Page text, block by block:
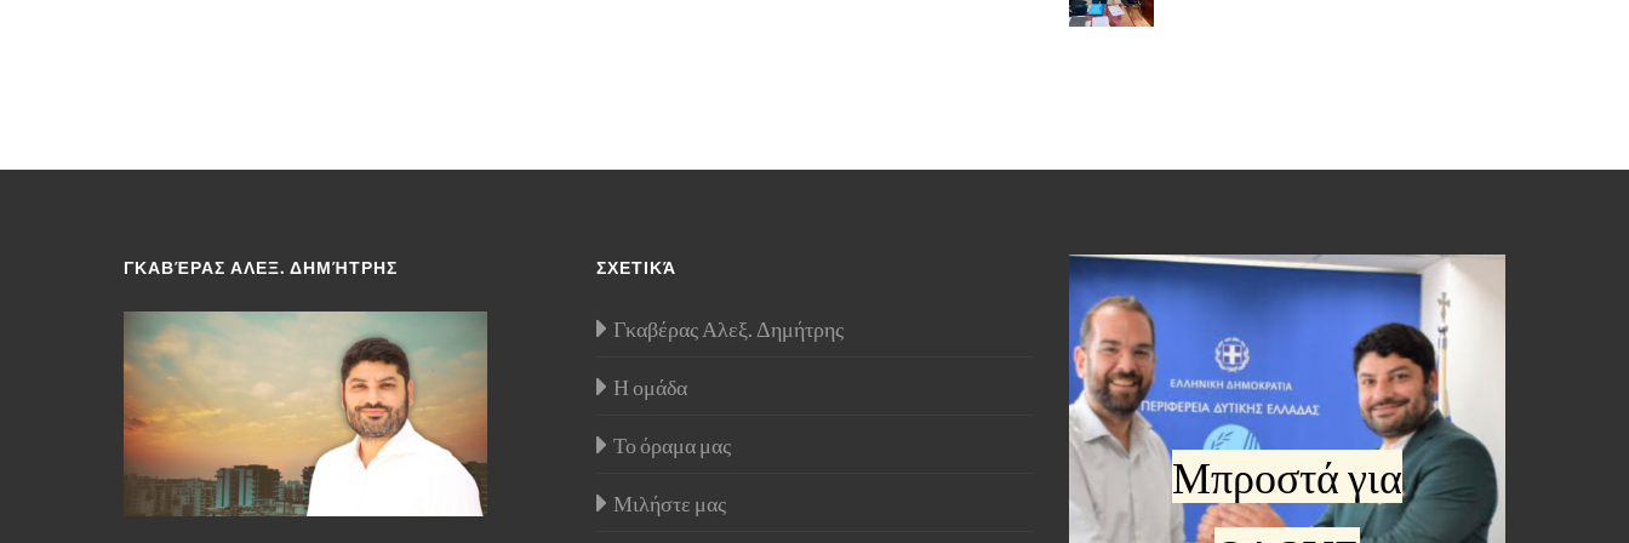
ΓΚΑΒΈΡΑΣ ΑΛΕΞ. ΔΗΜΉΤΡΗΣ ΣΧΕΤΙΚΆ
Γκαβέρας Αλεξ. Δημήτρης
Η ομάδα
Το όραμα μας
Μιλήστε μας
Μπροστά για